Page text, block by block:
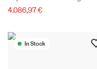
4.086,97 €
In Stock